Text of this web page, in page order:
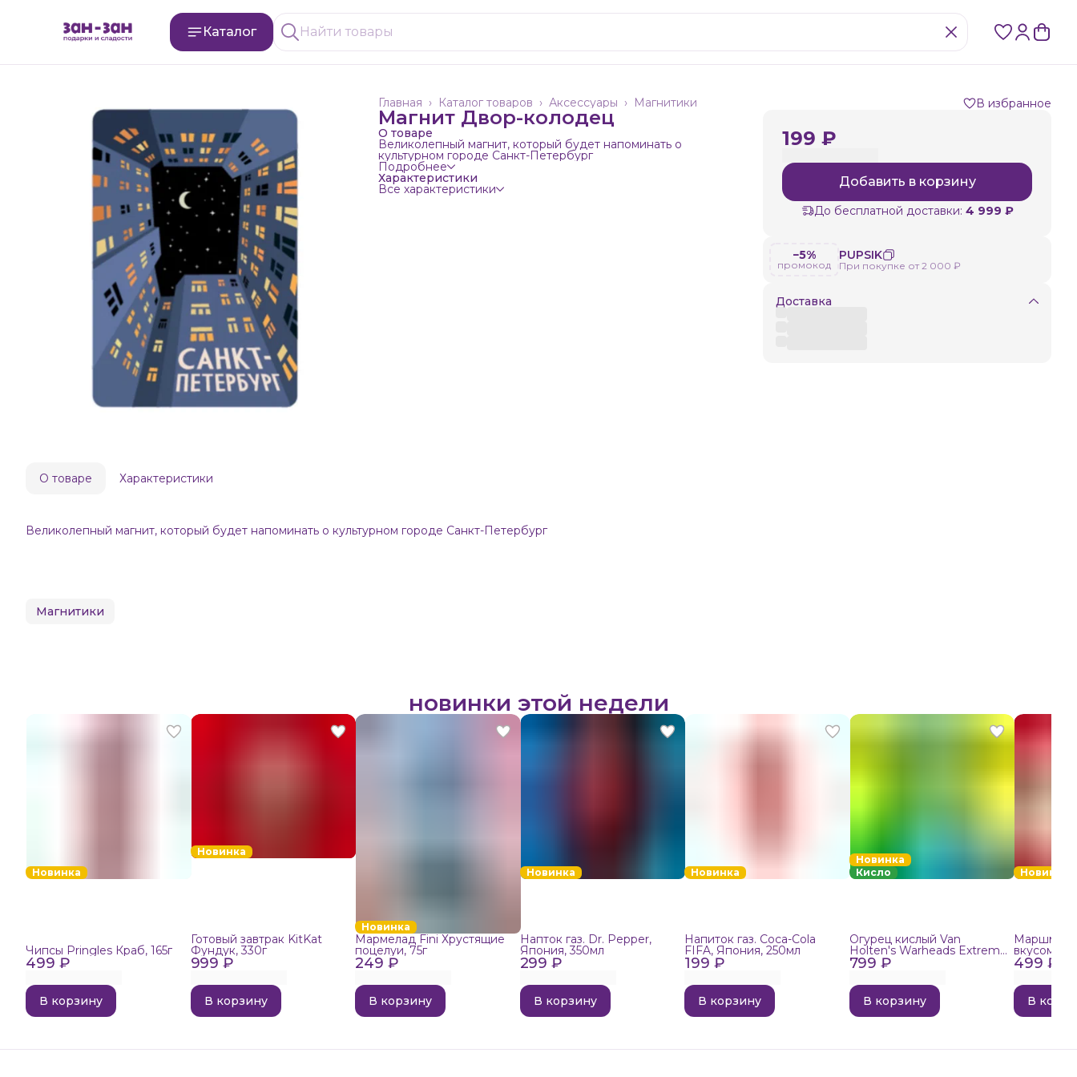
Каталог
Магнитики
Аксессуары ›
Каталог товаров ›
Главная ›
Магнит Двор-колодец
О товаре
Великолепный магнит, который будет напоминать о
культурном городе Санкт-Петербург
Подробнее
Характеристики
Все характеристики
В избранное
199 ₽
Добавить в корзину
До бесплатной доставки: 4 999 ₽
−5%
промокод
PUPSIK
При покупке от 2 000 ₽
Доставка
О товаре Характеристики
Великолепный магнит, который будет напоминать о культурном городе Санкт-Петербург
Магнитики
новинки этой недели
Новинка
499 ₽
Чипсы Pringles Краб, 165г
В корзину
Новинка
999 ₽
Готовый завтрак KitKat
Фундук, 330г
В корзину
Новинка
249 ₽
Мармелад Fini Хрустящие
поцелуи, 75г
В корзину
Новинка
299 ₽
Напток газ. Dr. Pepper,
Япония, 350мл
В корзину
Новинка
199 ₽
Напиток газ. Coca-Cola
FIFA, Япония, 250мл
В корзину
Новинка
Кисло
799 ₽
Огурец кислый Van
Holten's Warheads Extreme
Sour, 140г
В корзину
Новинка
499 ₽
вкусом
В